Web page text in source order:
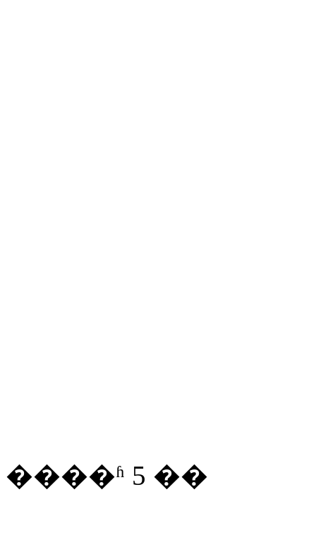
����ʱ 5 ��